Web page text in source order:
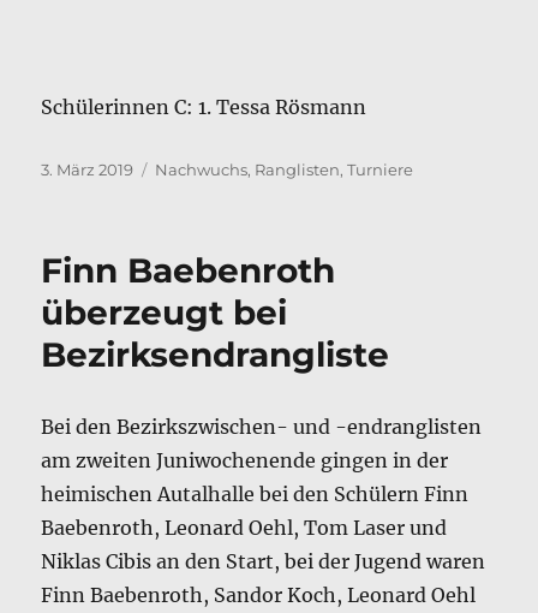
Schülerinnen C: 1. Tessa Rösmann
Veröffentlicht
3. März 2019 Kategorien
Nachwuchs, Ranglisten,Turniere
Finn Baebenroth
überzeugt bei
Bezirksendrangliste
Bei den Bezirkszwischen- und -endranglisten
am zweiten Juniwochenende gingen in der
heimischen Autalhalle bei den Schülern Finn
Baebenroth, Leonard Oehl, Tom Laser und
Niklas Cibis an den Start, bei der Jugend waren
Finn Baebenroth, Sandor Koch, Leonard Oehl